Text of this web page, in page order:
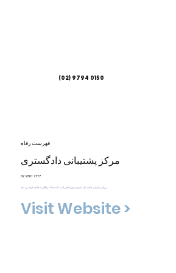
(02) 9794 0150
02 9601 7777
فهرست رفاه
مرکز پشتیبانی دادگستری
مرکز پشتیبانی عدالت یک سازمان غیرانتفاعی است که خدمات رایگان به جامعه ارائه می دهد.
Visit Website >